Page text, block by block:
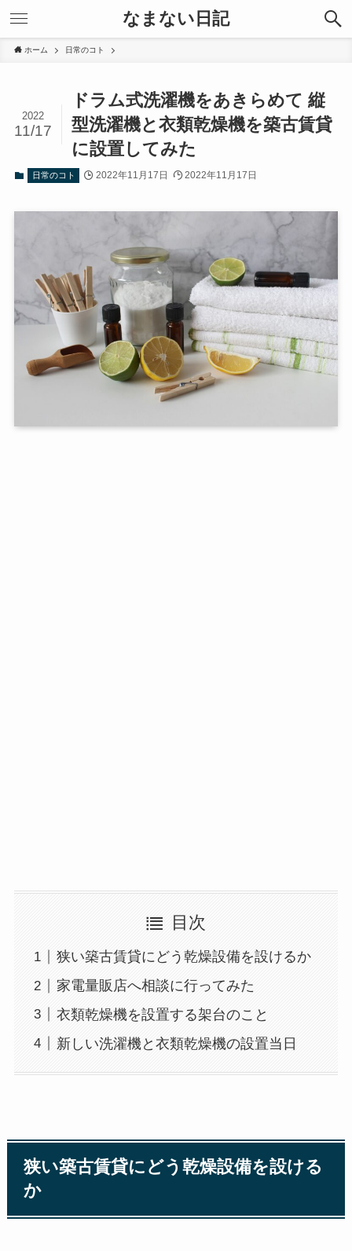
なまない日記
ホーム 日常のコト
ドラム式洗濯機をあきらめて 縦
型洗濯機と衣類乾燥機を築古賃貸
に設置してみた
2022
11/17
日常のコト 2022年11月17日 2022年11月17日
目次
狭い築古賃貸にどう乾燥設備を設けるか
家電量販店へ相談に行ってみた
衣類乾燥機を設置する架台のこと
新しい洗濯機と衣類乾燥機の設置当日
狭い築古賃貸にどう乾燥設備を設ける
か